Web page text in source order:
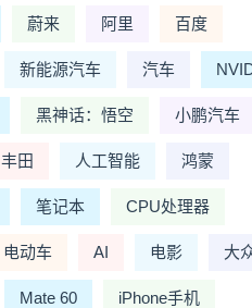
蔚来 阿里 百度
新能源汽车 汽车
黑神话：悟空 小鹏汽车
丰田 人工智能 鸿蒙
笔记本 CPU处理器
电动车 AI 电影 大
Mate 60 iPhone手机